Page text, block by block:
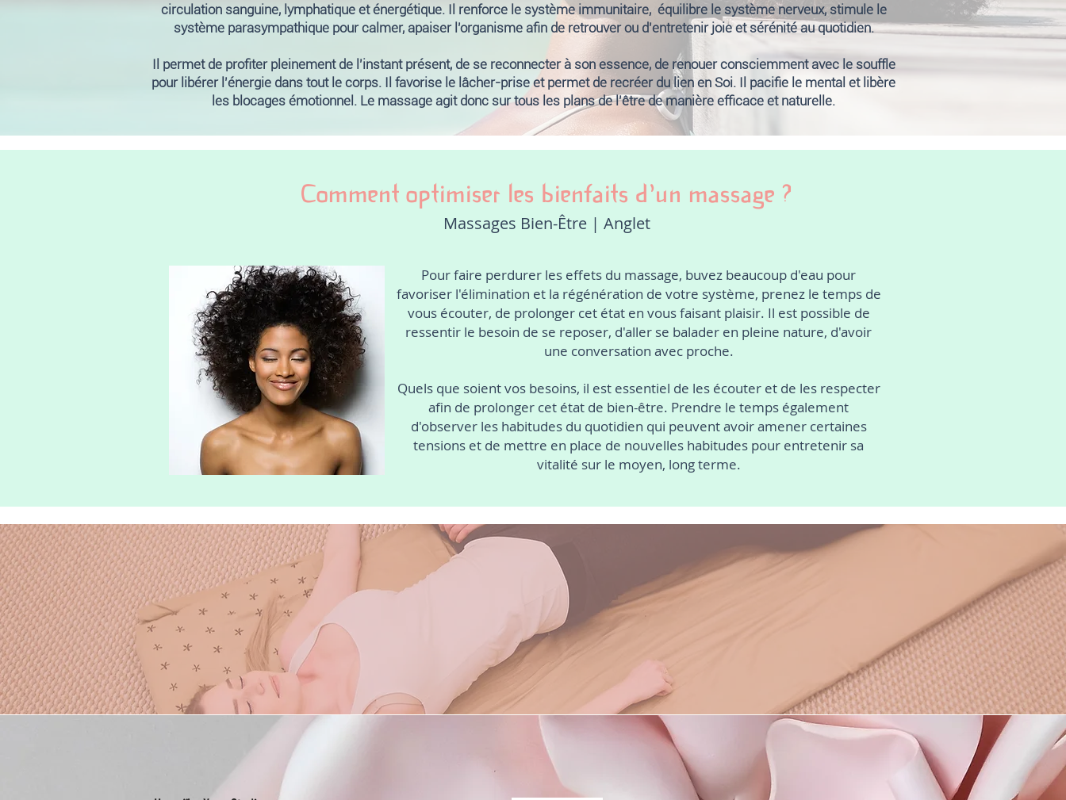
circulation sanguine, lymphatique et énergétique. Il renforce le système immunitaire, équilibre le système nerveux, stimule le
système parasympathique pour calmer, apaiser l'organisme afin de retrouver ou d'entretenir joie et sérénité au quotidien.
Il permet de profiter pleinement de l'instant présent, de se reconnecter à son essence, de renouer consciemment avec le souffle
pour libérer l'énergie dans tout le corps. Il favorise le lâcher-prise et permet de recréer du lien en Soi. Il pacifie le mental et libère
les blocages émotionnel. Le massage agit donc sur tous les plans de l'être de manière efficace et naturelle.
Comment optimiser les bienfaits d'un massage ?
Massages Bien-Être | Anglet
Pour faire perdurer les effets du massage, buvez beaucoup d'eau pour
favoriser l'élimination et la régénération de votre système, prenez le temps de
vous écouter, de prolonger cet état en vous faisant plaisir. Il est possible de
ressentir le besoin de se reposer, d'aller se balader en pleine nature, d'avoir
une conversation avec proche.
Quels que soient vos besoins, il est essentiel de les écouter et de les respecter
afin de prolonger cet état de bien-être. Prendre le temps également
d'observer les habitudes du quotidien qui peuvent avoir amener certaines
tensions et de mettre en place de nouvelles habitudes pour entretenir sa
vitalité sur le moyen, long terme.